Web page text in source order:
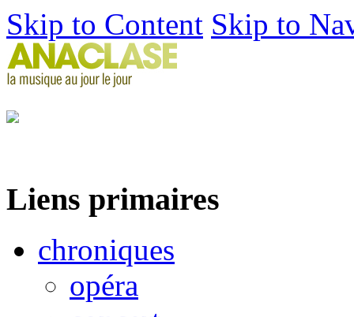
Skip to Content Skip to
Liens primaires
chroniques
opéra